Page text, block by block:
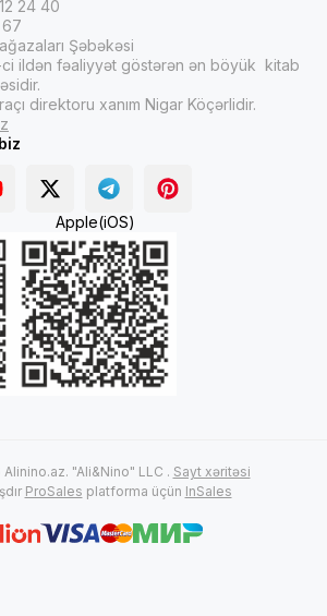
24 40
Şəbəkəsi
ildən fəaliyyət göstərən ən böyük kitab
direktoru xanım Nigar Köçərlidir.
Apple(iOS)
"Ali&Nino" LLC . Sayt xəritəsi
ProSales platforma üçün InSales